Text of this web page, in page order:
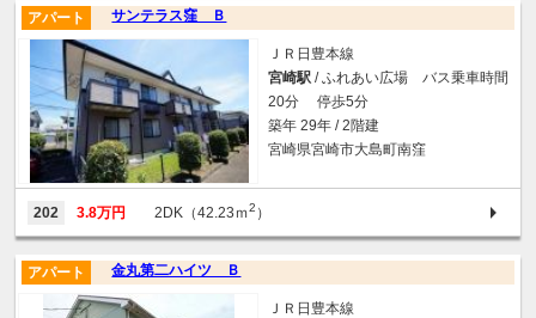
サンテラス窪 Ｂ
アパート
ＪＲ日豊本線
宮崎駅 / ふれあい広場 バス乗車時間
20分 停歩5分
築年 29年 / 2階建
宮崎県宮崎市大島町南窪
202 3.8万円 2DK（42.23ｍ2 ）
金丸第二ハイツ Ｂ
アパート
ＪＲ日豊本線